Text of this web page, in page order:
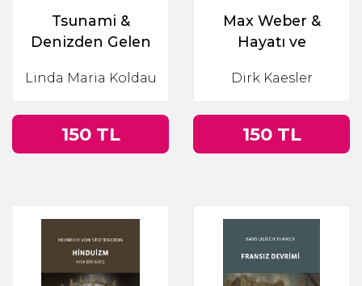
Tsunami &
Denizden Gelen
Linda Maria Koldau
150 TL
Max Weber &
Hayatı ve
Dirk Kaesler
150 TL